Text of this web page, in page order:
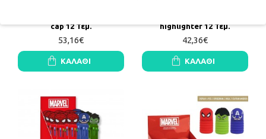
cap 12 Τεμ.
53,16€
ΚΑΛΆΘΙ
highlighter 12 Τεμ.
42,36€
ΚΑΛΆΘΙ